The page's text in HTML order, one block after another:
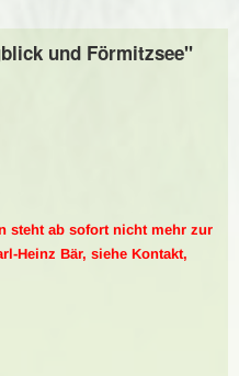
und Förmitzsee"
steht ab sofort nicht mehr zur
Heinz Bär, siehe Kontakt,